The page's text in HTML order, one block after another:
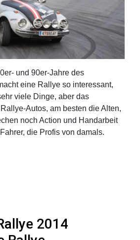
und 90er-Jahre des
eine Rallye so interessant,
viele Dinge, aber das
Autos, am besten die Alten,
noch Action und Handarbeit
die Profis von damals.
2014